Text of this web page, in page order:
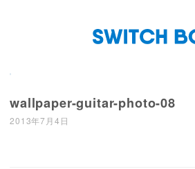
wallpaper-guitar-photo-08
2013年7月4日